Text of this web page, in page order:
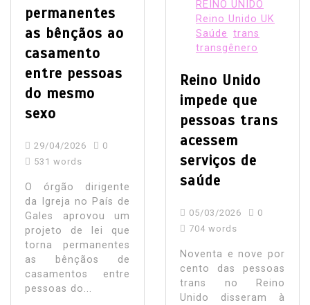
permanentes
as bênçãos ao
casamento
entre pessoas
do mesmo
sexo
29/04/2026
0
531 words
O órgão dirigente
da Igreja no País de
Gales aprovou um
projeto de lei que
torna permanentes
as bênçãos de
casamentos entre
pessoas do...
REINO UNIDO
Reino Unido UK
Saúde trans
transgênero
Reino Unido
impede que
pessoas trans
acessem
serviços de
saúde
05/03/2026
0
704 words
Noventa e nove por
cento das pessoas
trans no Reino
Unido disseram à